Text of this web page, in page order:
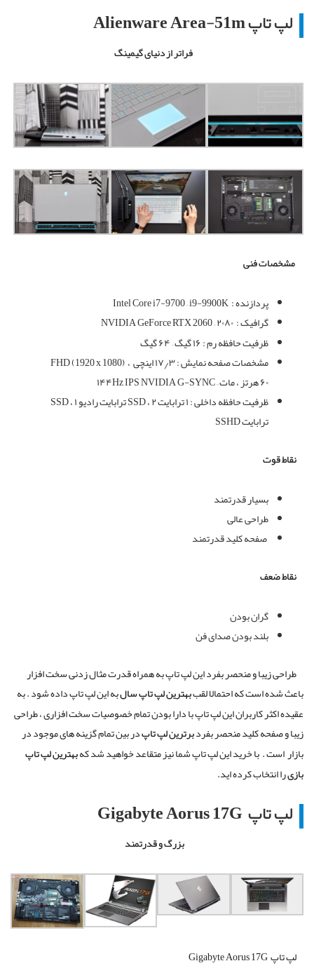
لپ تاپAlienware Area-51m
فراتر از دنیای گیمینگ
مشخصات فنی
پردازنده :Intel Core i7-9700 – i9-9900K
گرافیک :NVIDIA GeForce RTX 2060 – ۲۰۸۰
ظرفیت حافظه رم : ۱۶ گیگ
–
مشخصات صفحه نمایش : ۱۷٫۳ اینچی FHD (1920 x 1080) ،
۶۰ هرتز ، مات – ۱۴۴Hz IPS NVIDIA G-SYNC
ظرفیت حافظه داخلی : ۱ ترابایت SSD ، ۲ ترابایت رادیو SSD ، ۱
ترابایت SSHD
نقاط قوت
بسیار قدرتمند
طراحی عالی
صفحه کلید قدرتمند
نقاط ضعف
گران بودن
بلند بودن صدای فن
طراحی زیبا و منحصر بفرد این لپ تاپ به همراه قدرت مثال زدنی سخت افزار
باعث شده است که احتمالا لقببهترین لپ تاپ سالبه این لپ تاپ داده شود . به
عقیده اکثر کاربران این لپ تاپ با دارا بودن تمام خصوصیات سخت افزاری ، طراحی
زیبا و صفحه کلید منحصر بفردبرترین لپ تاپدر بین تمام گزینه های موجود در
بازاراست .با خرید این لپ تاپ شما نیز متقاعد خواهید شد کهبهترین لپ تاپ
بازیرا انتخاب کرده اید.
لپ تاپ Gigabyte Aorus 17G
بزرگ و قدرتمند
لپ تاپ